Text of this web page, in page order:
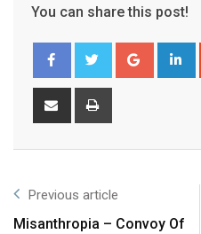
You can share this post!
Previous article
Misanthropia – Convoy Of